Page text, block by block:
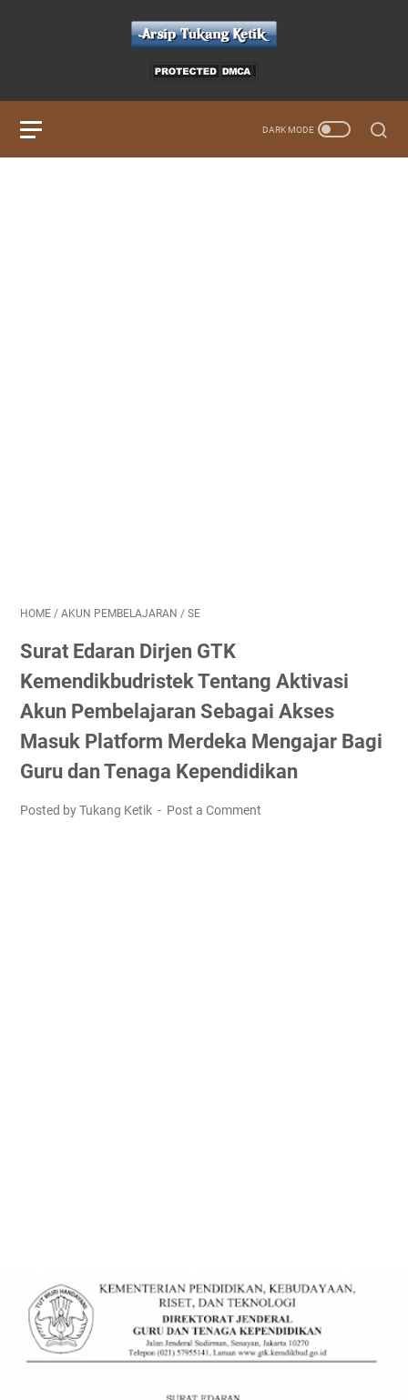
HOME / AKUN PEMBELAJARAN / SE
Surat Edaran Dirjen GTK
Kemendikbudristek Tentang Aktivasi
Akun Pembelajaran Sebagai Akses
Masuk Platform Merdeka Mengajar Bagi
Guru dan Tenaga Kependidikan
Posted by Tukang Ketik Post a Comment